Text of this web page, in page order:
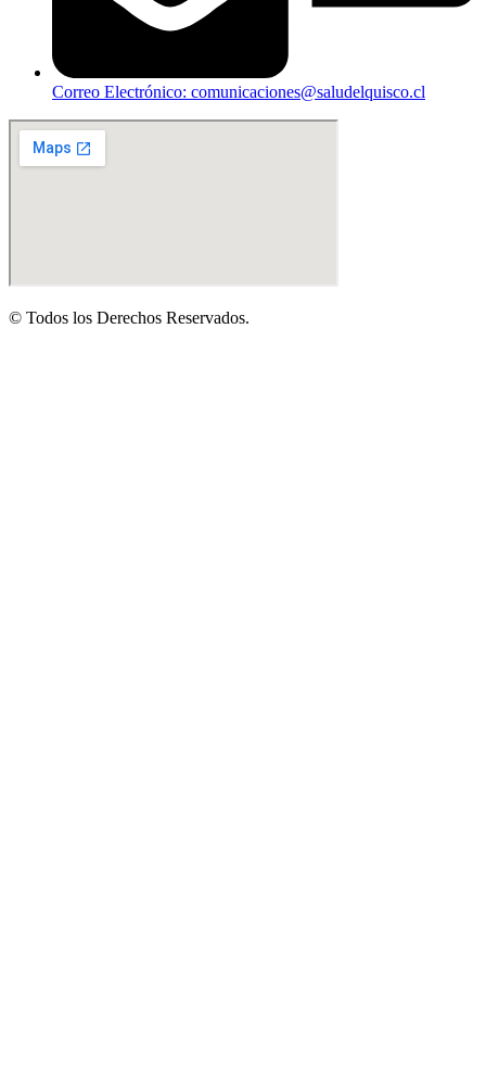
Correo Electrónico: comunicaciones@saludelquisco.cl
© Todos los Derechos Reservados.